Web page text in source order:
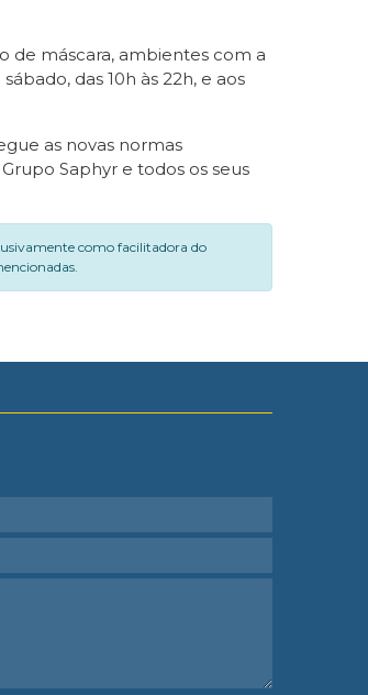
de máscara, ambientes com a
das 10h às 22h, e aos
as novas normas
Saphyr e todos os seus
como facilitadora do